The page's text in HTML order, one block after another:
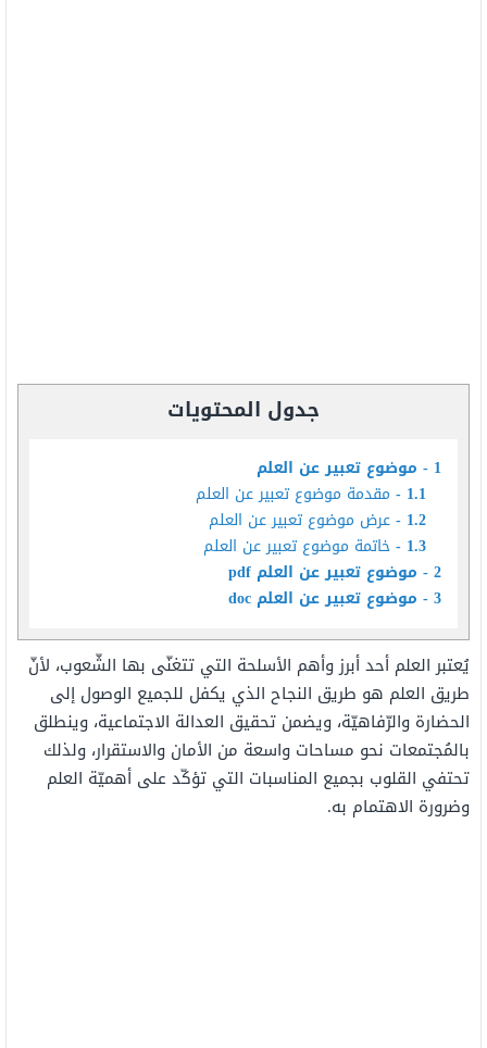
جدول المحتويات
1
موضوع تعبير عن العلم
1.1
مقدمة موضوع تعبير عن العلم
1.2
عرض موضوع تعبير عن العلم
1.3
خاتمة موضوع تعبير عن العلم
2 موضوع تعبير عن العلم pdf
3 موضوع تعبير عن العلم doc
يُعتبر العلم أحد أبرز وأهم الأسلحة التي تتغنّى بها الشّعوب، لأنّ
طريق العلم هو طريق النجاح الذي يكفل للجميع الوصول إلى
الحضارة والرّفاهيّة، ويضمن تحقيق العدالة الاجتماعية، وينطلق
بالمُجتمعات نحو مساحات واسعة من الأمان والاستقرار، ولذلك
تحتفي القلوب بجميع المناسبات التي تؤكّد على أهميّة العلم
وضرورة الاهتمام به.